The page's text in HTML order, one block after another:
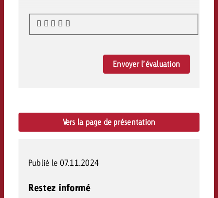
Envoyer l’évaluation
Vers la page de présentation
Publié le 07.11.2024
Restez informé